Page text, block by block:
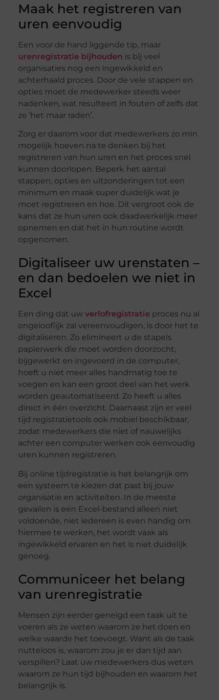
Maak het registreren van
uren eenvoudig
Een voor de hand liggende tip, maar
urenregistratie bijhouden is bij veel
organisaties nog een ingewikkeld en
achterhaald proces. Door de vele stappen en
opties moet de medewerker steeds weer
nadenken, wat resulteert in fouten of zelfs dat
ze ‘het maar raden’.
Zorg er daarom voor dat medewerkers zo min
mogelijk hoeven na te denken bij het
registreren van hun uren en het proces snel
kunnen doorlopen. Beperk het aantal
stappen, opties en uitzonderingen tot een
minimum en maak super duidelijk wat je
moet registreren en hoe. Dit vergroot ook de
kans dat ze hun uren ook daadwerkelijk meer
opnemen en dat het in hun routine wordt
opgenomen.
Digitaliseer uw urenstaten –
en dan bedoelen we niet in
Excel
Een ding dat uw verlofregistratie proces nu al
ongelooflijk zal vereenvoudigen, is door het te
digitaliseren. Zo elimineert u de stapels
papierwerk die moet worden doorzocht,
bijgewerkt en ingevoerd in de computer,
hoeft u niet meer alles handmatig toe te
voegen en kan een groot deel van het werk
worden geautomatiseerd. Zo heeft u alles
direct in één overzicht. Daarnaast zijn er veel
tijd registratietools ook mobiel beschikbaar,
zodat medewerkers die niet of nauwelijks
achter een computer werken ook eenvoudig
uren kunnen registreren.
Bij online tijdregistratie is het belangrijk om
een ​​systeem te kiezen dat past bij jouw
organisatie en activiteiten. In de meeste
gevallen is een Excel-bestand alleen niet
voldoende, niet iedereen is even handig om
hiermee te werken, het wordt vaak als
ingewikkeld ervaren en het is niet duidelijk
genoeg.
Communiceer het belang
van urenregistratie
Mensen zijn eerder geneigd een taak uit te
voeren als ze weten waarom ze het doen en
welke waarde het toevoegt. Want als de taak
nutteloos is, waarom zou je er dan tijd aan
verspillen? Laat uw medewerkers dus weten
waarom ze hun tijd bijhouden en waarom het
belangrijk is.